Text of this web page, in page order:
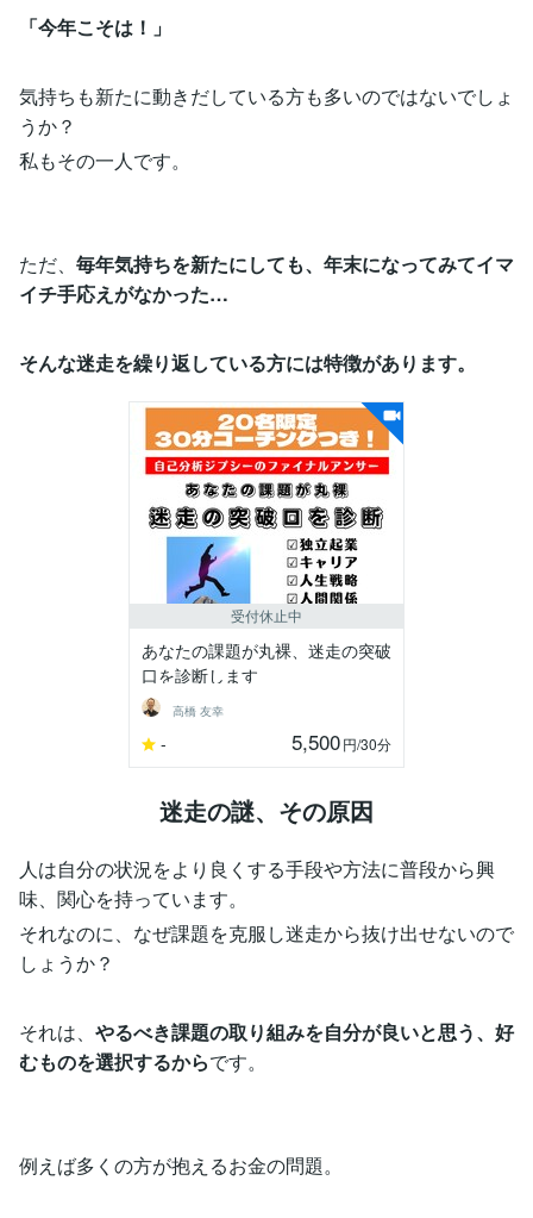
「今年こそは！」
気持ちも新たに動きだしている方も多いのではないでしょ
うか？
私もその一人です。
ただ、 毎年気持ちを新たにしても、年末になってみてイマ
イチ手応えがなかった…
そんな迷走を繰り返している方には特徴があります。
受付休止中
あなたの課題が丸裸、迷走の突破
口を診断します
高橋 友幸
- 5,500円/30分
迷走の謎、その原因
人は自分の状況をより良くする手段や方法に普段から興
味、関心を持っています。
それなのに、なぜ課題を克服し迷走から抜け出せないので
しょうか？
それは、 やるべき課題の取り組みを自分が良いと思う、好
むものを選択するからです。
例えば多くの方が抱えるお金の問題。